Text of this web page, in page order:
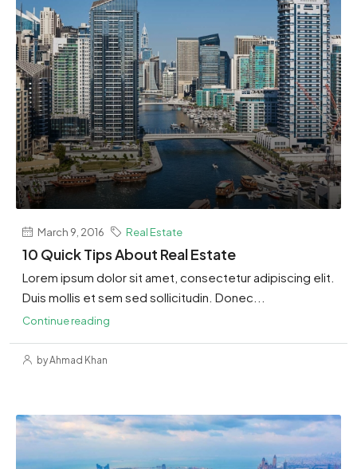
March 9, 2016 Real Estate
10 Quick Tips About Real Estate
Lorem ipsum dolor sit amet, consectetur adipiscing elit.
Duis mollis et sem sed sollicitudin. Donec...
Continue reading
by Ahmad Khan